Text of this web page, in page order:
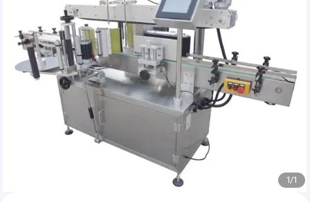
1/1